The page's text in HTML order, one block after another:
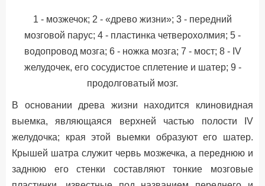
1 - мозжечок; 2 - «древо жизни»; 3 - передний
мозговой парус; 4 - пластинка четверохолмия; 5 -
водопровод мозга; 6 - ножка мозга; 7 - мост; 8 - IV
желудочек, его сосудистое сплетение и шатер; 9 -
продолговатый мозг.
В основании древа жизни находится клиновидная
выемка, являющаяся верхней частью полости IV
желудочка; края этой выемки образуют его шатер.
Крышей шатра служит червь мозжечка, а переднюю и
заднюю его стенки составляют тонкие мозговые